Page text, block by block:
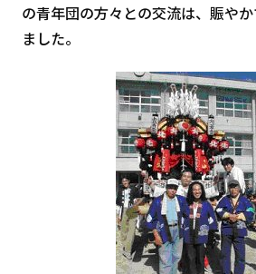
の青年団の方々との交流は、賑や
ました。